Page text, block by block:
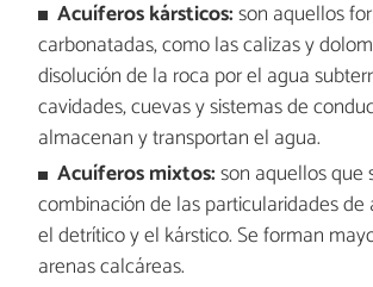
Acuíferos kársticos:son aquellos
carbonatadas, como las calizas y
disolución de la roca por el agua
cavidades, cuevas y sistemas de
almacenan y transportan el agua.
Acuíferos mixtos:son aquellos que
combinación de las particularidades de
el detrítico y el kárstico. Se forman
arenas calcáreas.